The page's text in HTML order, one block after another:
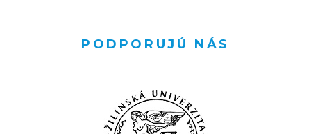
PODPORUJÚ NÁS